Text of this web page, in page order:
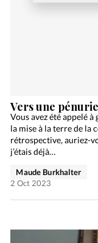
Vers une
Vous avez été appelé
la mise à la terre de la
rétrospective, auriez-
j’étais déjà…
Maude Burkhalter
2 Oct 2023